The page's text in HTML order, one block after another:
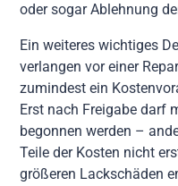
oder sogar Ablehnung
Ein weiteres wichtiges
verlangen vor einer
zumindest ein
Erst nach Freigabe darf
begonnen werden –
Teile der Kosten nicht
größeren Lackschäden